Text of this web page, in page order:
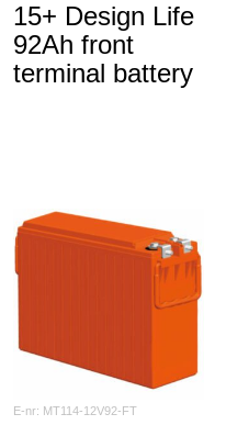
15+ Design Life
92Ah front
terminal battery
MT114-12V92-FT